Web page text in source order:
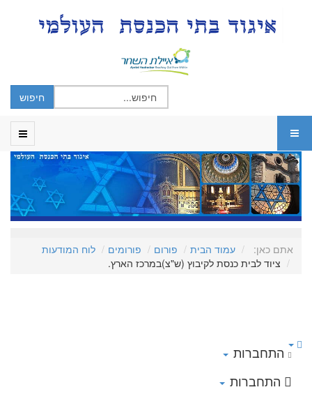
אתם כאן: עמוד הבית פורום פורומים
לוח המודעות
ציוד לבית כנסת לקיבוץ (ש"צ)במרכז הארץ.
התחברות
התחברות